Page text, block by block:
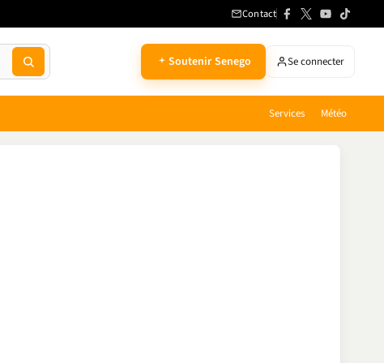
Contact
Soutenir Senego Se connecter
Services Météo